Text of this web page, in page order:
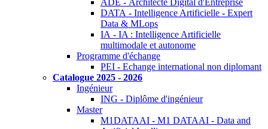
ADE - Architecte Digital d'Entreprise
DATA - Intelligence Artificielle - Expert
Data & MLops
IA - IA : Intelligence Artificielle
multimodale et autonome
Programme d'échange
PEI - Echange international non diplomant
Catalogue 2025 - 2026
Ingénieur
ING - Diplôme d'ingénieur
Master
M1DATAAI - M1 DATAAI - Data and